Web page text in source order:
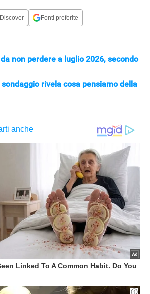
Fonti preferite
non perdere a luglio 2026, secondo
sondaggio rivela cosa pensiamo della